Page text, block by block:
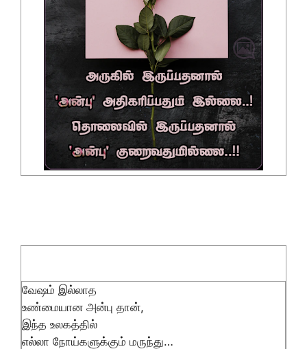
வேஷம் இல்லாத
உண்மையான அன்பு தான்,
இந்த உலகத்தில்
எல்லா நோய்களுக்கும் மருந்து…